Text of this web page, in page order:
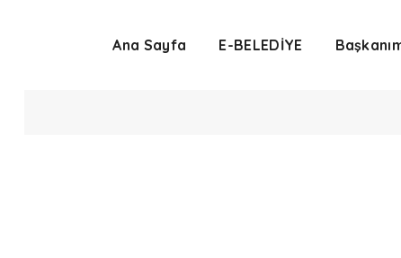
Ana Sayfa E-BELEDİYE